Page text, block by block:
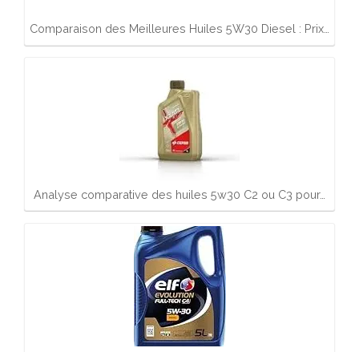
Comparaison des Meilleures Huiles 5W30 Diesel : Prix…
Analyse comparative des huiles 5w30 C2 ou C3 pour…